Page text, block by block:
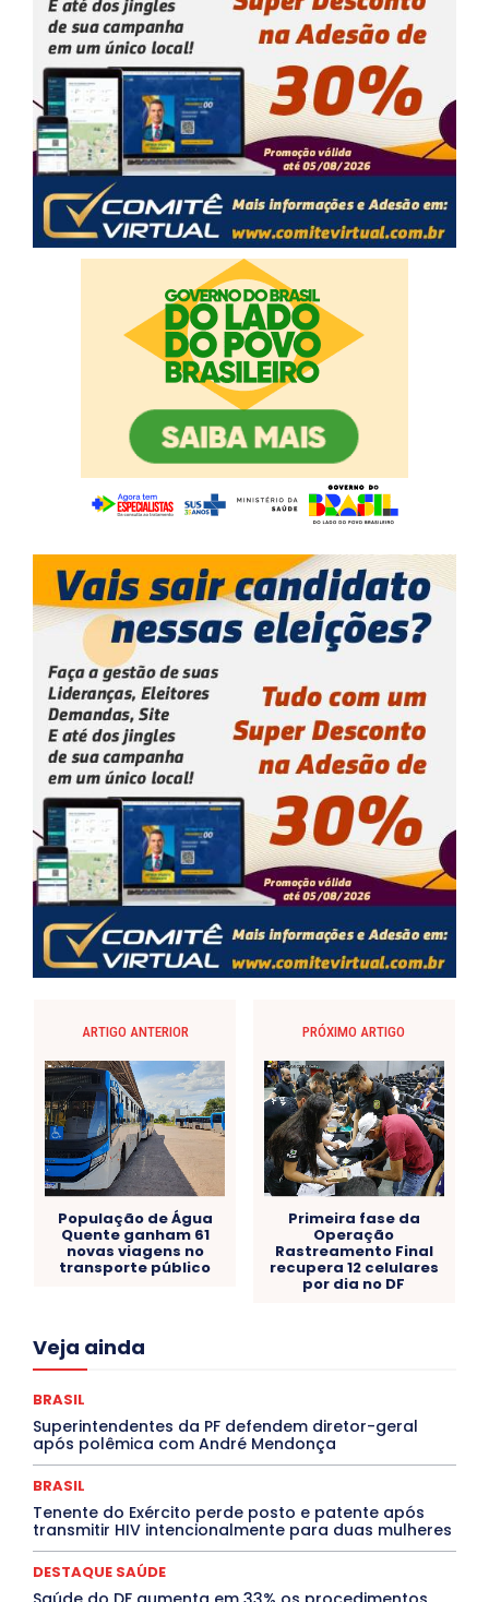
ARTIGO ANTERIOR
População de Água
Quente ganham 61
novas viagens no
transporte público
PRÓXIMO ARTIGO
Primeira fase da
Operação
Rastreamento Final
recupera 12 celulares
por dia no DF
Veja ainda
Acre
Congressuanas & Esplanadumas
Cultura e Tal
DANÇA Dengue
Denuncia
DESTAQUE BRASIL
DESTAQUE DF
DESTAQUES OUTROS
ELEIÇÕES
EMPREGO E OPORTUNIDADES
ENTORNO
Especial
Espírito Santo ESPORTE
ESTÁGIO
EVENTOS
EXPOSIÇÃO Featured
Febre Amarela
INTELIGÊNCIA ARTIFICIAL
INTERNACIONAL
BRASIL
Superintendentes da PF defendem diretor-geral
após polêmica com André Mendonça
BRASIL
Tenente do Exército perde posto e patente após
transmitir HIV intencionalmente para duas mulheres
DESTAQUE SAÚDE